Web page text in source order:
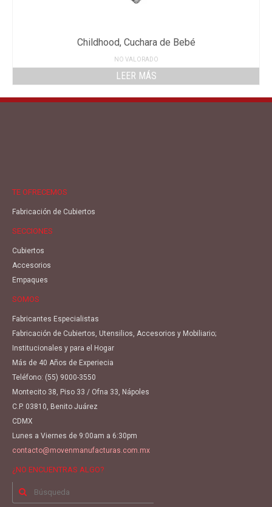
Childhood, Cuchara de Bebé
NO VALORADO
LEER MÁS
TE OFRECEMOS
Fabricación de Cubiertos
SECCIONES
Cubiertos
Accesorios
Empaques
SOMOS
Fabricantes Especialistas
Fabricación de Cubiertos, Utensilios, Accesorios y Mobiliario;
Institucionales y para el Hogar
Más de 40 Años de Experiecia
Teléfono: (55) 9000-3550
Montecito 38, Piso 33 / Ofna 33, Nápoles
C.P. 03810, Benito Juárez
CDMX
Lunes a Viernes de 9:00am a 6:30pm
contacto@movenmanufacturas.com.mx
¿NO ENCUENTRAS ALGO?
Buscar